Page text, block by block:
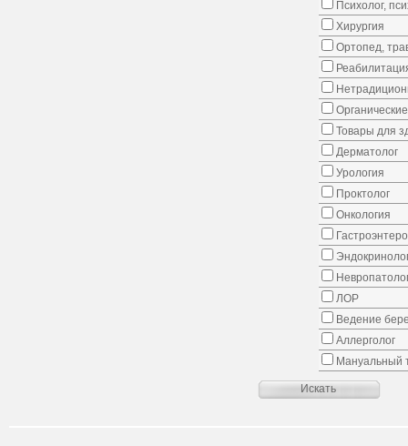
Психолог,
Хирургия
Ортопед,
Товары для
Дерматолог
Урология
Проктолог
Онкология
ЛОР
Ведение
Аллерголог
Мануальный